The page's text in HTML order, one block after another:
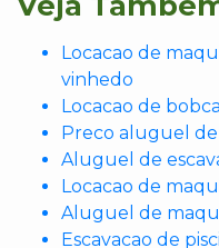
Locacao de
vinhedo
Locacao de
Preco aluguel
Aluguel de
Locacao de
Aluguel de
Escavacao de